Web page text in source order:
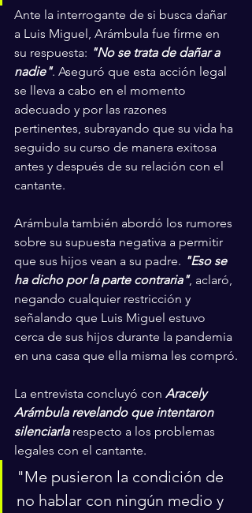
Ante la interrogante de si busca dañar
a Luis Miguel, Arámbula fue firme en
su respuesta: "No se trata de dañar a
nadie". Aseguró que esta acción legal
se lleva a cabo en el momento
adecuado y por las razones
pertinentes, subrayando que su vida ha
seguido su curso de manera exitosa
antes y después de su relación con el
cantante.
Arámbula también abordó los rumores
sobre su supuesta negativa a permitir
que sus hijos vean a su padre. "Eso se
ha dicho por la parte contraria", aclaró,
negando cualquier restricción y
señalando que Luis Miguel estuvo
cerca de sus hijos durante la pandemia
en una casa que ella misma les compró.
La entrevista concluyó con Aracely
Arámbula revelando que intentaron
silenciarla respecto a los problemas
legales con el cantante.
"Me pusieron la condición de
no hablar con ningún medio y